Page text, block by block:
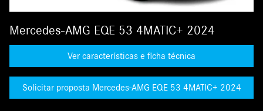
Mercedes-AMG EQE 53 4MATIC+ 2024
Ver características e ficha técnica
Solicitar proposta Mercedes-AMG EQE 53 4MATIC+ 2024